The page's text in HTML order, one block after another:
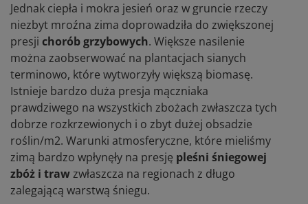
Jednak ciepła i mokra jesień oraz w gruncie rzeczy
niezbyt mroźna zima doprowadziła do zwiększonej
presji chorób grzybowych. Większe nasilenie
można zaobserwować na plantacjach sianych
terminowo, które wytworzyły większą biomasę.
Istnieje bardzo duża presja mączniaka
prawdziwego na wszystkich zbożach zwłaszcza tych
dobrze rozkrzewionych i o zbyt dużej obsadzie
roślin/m2. Warunki atmosferyczne, które mieliśmy
zimą bardzo wpłynęły na presję pleśni śniegowej
zbóż i trawzwłaszcza na regionach z długo
zalegającą warstwą śniegu.